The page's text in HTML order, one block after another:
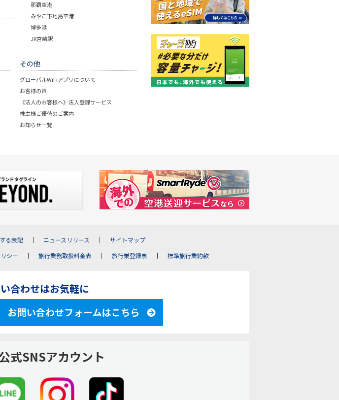
那覇空港
みやこ下地島空港
博多港
JR宮崎駅
その他
グローバルWiFiアプリについて
お客様の声
《法人のお客様へ》法人登録サービス
株主様ご優待のご案内
お知らせ一覧
る表記 ニュースリリース
サイトマップ
シー 旅行業務取扱料金表 旅行業登録票 標準旅行業約款
合わせはお気軽に
式SNSアカウント